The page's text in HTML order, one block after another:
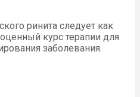
ринита следует как
курс терапии для
заболевания.